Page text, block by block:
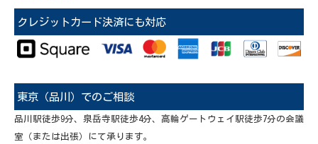
クレジットカード決済にも対応
東京（品川）でのご相談
品川駅徒歩9分、泉岳寺駅徒歩4分、高輪ゲートウェイ駅徒歩7分の会議
室（または出張）にて承ります。